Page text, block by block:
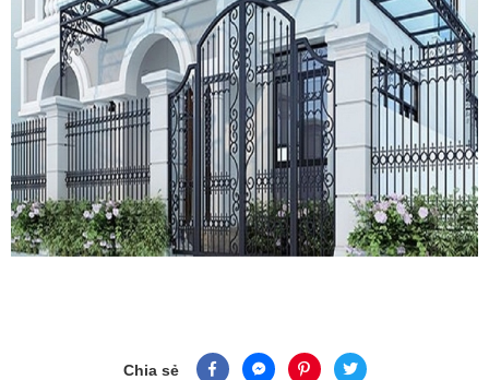
Chia sẻ